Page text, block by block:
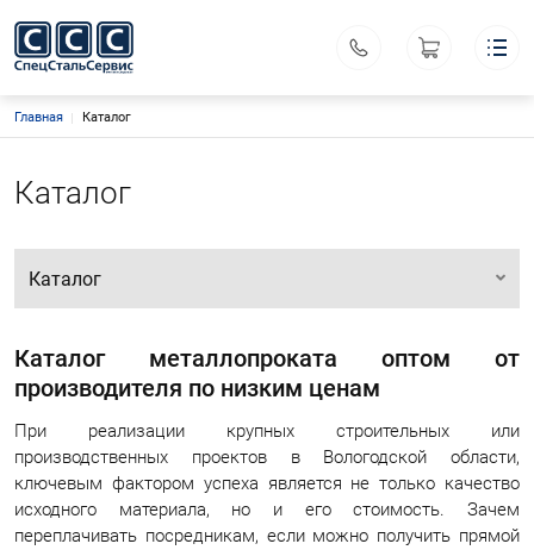
Меню каталога
Каталог
Личный кабинет
ИНН 3525128510
КПП 352501001
Склад: г. Вологда, ул. Преображенского, д. 32
Координаты: 59.222799, 39.827162
sssvsnab@mail.ru
Строка навигации
Главная Каталог
Каталог
Каталог
Каталог металлопроката оптом от
производителя по низким ценам
При реализации крупных строительных или
производственных проектов в Вологодской области,
ключевым фактором успеха является не только качество
исходного материала, но и его стоимость. Зачем
переплачивать посредникам, если можно получить прямой